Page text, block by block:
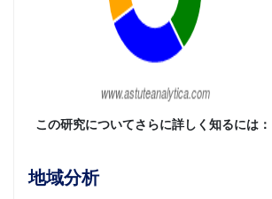
この研究についてさらに詳しく知るには：
地域分析